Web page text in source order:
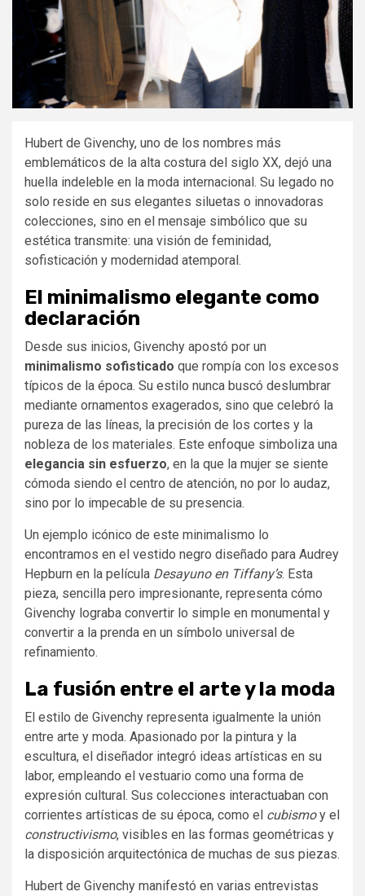
Hubert de Givenchy, uno de los nombres más
emblemáticos de la alta costura del siglo XX, dejó una
huella indeleble en la moda internacional. Su legado no
solo reside en sus elegantes siluetas o innovadoras
colecciones, sino en el mensaje simbólico que su
estética transmite: una visión de feminidad,
sofisticación y modernidad atemporal.
El minimalismo elegante como
declaración
Desde sus inicios, Givenchy apostó por un
minimalismo sofisticado que rompía con los excesos
típicos de la época. Su estilo nunca buscó deslumbrar
mediante ornamentos exagerados, sino que celebró la
pureza de las líneas, la precisión de los cortes y la
nobleza de los materiales. Este enfoque simboliza una
elegancia sin esfuerzo, en la que la mujer se siente
cómoda siendo el centro de atención, no por lo audaz,
sino por lo impecable de su presencia.
Un ejemplo icónico de este minimalismo lo
encontramos en el vestido negro diseñado para Audrey
Hepburn en la película Desayuno en Tiffany’s. Esta
pieza, sencilla pero impresionante, representa cómo
Givenchy lograba convertir lo simple en monumental y
convertir a la prenda en un símbolo universal de
refinamiento.
La fusión entre el arte y la moda
El estilo de Givenchy representa igualmente la unión
entre arte y moda. Apasionado por la pintura y la
escultura, el diseñador integró ideas artísticas en su
labor, empleando el vestuario como una forma de
expresión cultural. Sus colecciones interactuaban con
corrientes artísticas de su época, como el cubismoy el
constructivismo, visibles en las formas geométricas y
la disposición arquitectónica de muchas de sus piezas.
Hubert de Givenchy manifestó en varias entrevistas